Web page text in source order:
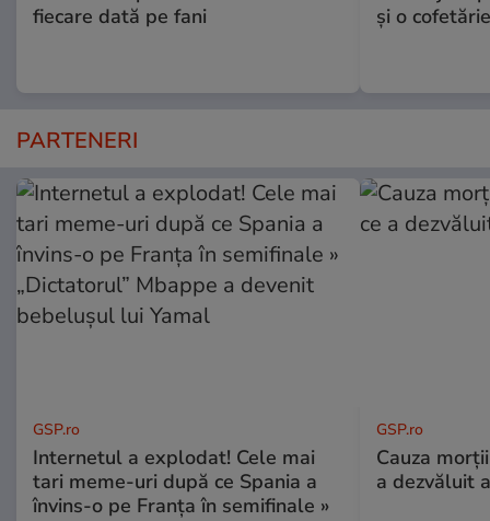
fiecare dată pe fani
și o cofetărie
PARTENERI
GSP.ro
Internetul a explodat! Cele mai
tari meme-uri după ce Spania a
învins-o pe Franța în semifinale »
GSP.ro
Cauza
a dezvăluit